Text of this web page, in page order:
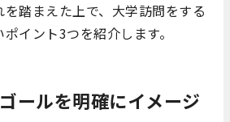
踏まえた上で、大学訪問をする
イント3つを紹介します。
ールを明確にイメージ